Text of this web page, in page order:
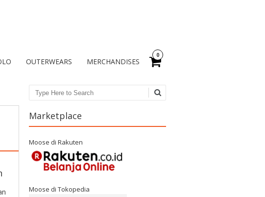
0
OUTERWEARS MERCHANDISES
Search
Marketplace
Moose di Rakuten
Moose di Tokopedia